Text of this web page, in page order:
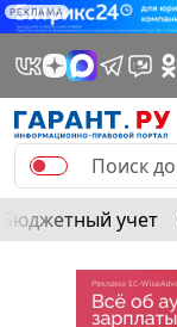
РЕКЛАМА
Бюджетный учет